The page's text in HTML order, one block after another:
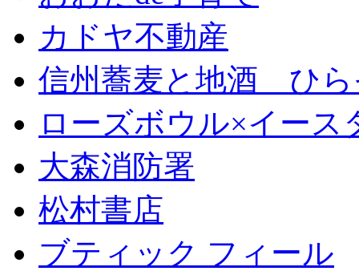
カドヤ不動産
信州蕎麦と地酒 ひら
ローズボウル×イース
大森消防署
松村書店
ブティック フィール